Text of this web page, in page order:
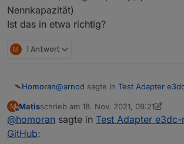
Nennkapazität)
Ist das in etwa richtig?
M 1 Antwort
Homoran@arnod sagte in Test Adapter
Perfekt.
M
Offline
Matisschrieb am 18. Nov. 2021, 09:21
zuletzt editiert von Matis
@homoran sagte in Test Adapter
GitHub: